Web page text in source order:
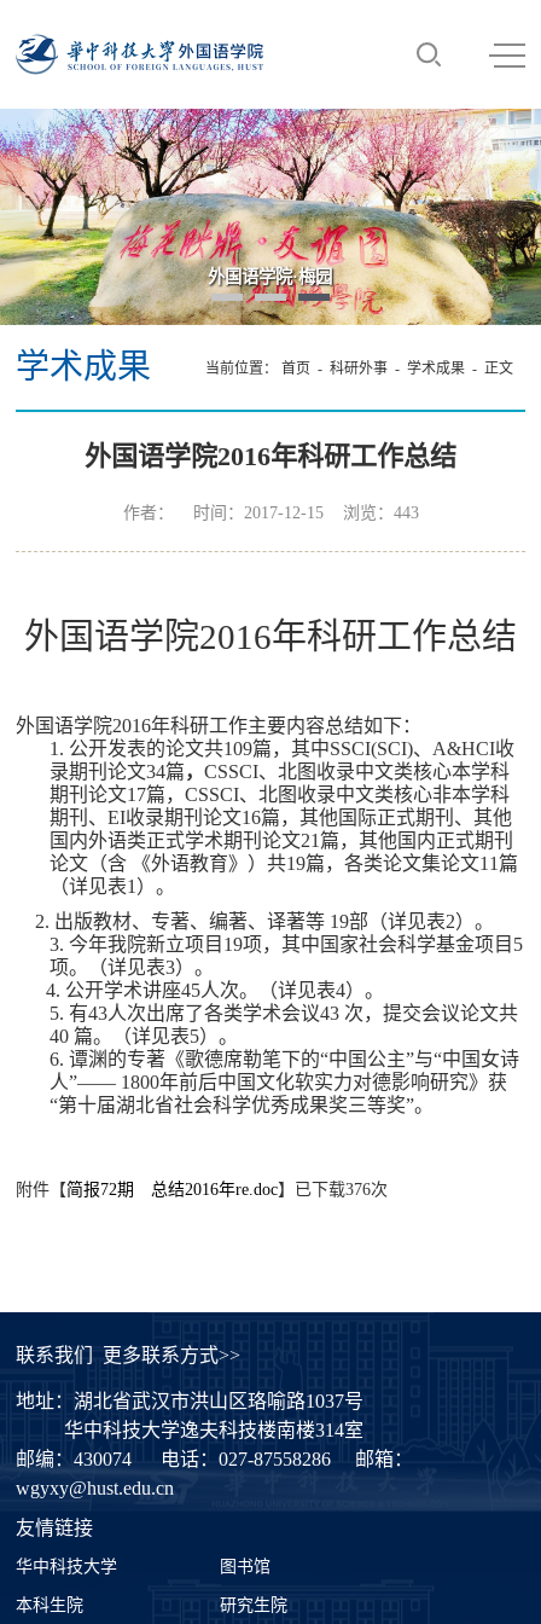
外国语学院·梅园
学术成果 当前位置： 首页 - 科研外事- 学术成果- 正文
外国语学院2016年科研工作总结
作者： 时间：2017-12-15 浏览： 443
外国语学院2016年科研工作总结
外国语学院2016年科研工作主要内容总结如下：
1. 公开发表的论文共109篇，其中SSCI(SCI)、 A&HCI收
录期刊论文34篇，CSSCI、北图收录中文类核心本学科
期刊论文17篇，CSSCI、北图收录中文类核心非本学科
期刊、EI收录期刊论文16篇，其他国际正式期刊、其他
国内外语类正式学术期刊论文21篇，其他国内正式期刊
论文（含 《外语教育》）共19篇，各类论文集论文11篇
（详见表1 ）。
2. 出版教材、专著、编著、译著等 19部 （详见表2）。
3.今年我院新立项目 19项，其中国家社会科学基金项目 5
项。（详见表3）。
4. 公开学术讲座45人次。（详见表4）。
5.有43人次出席了各类学术会议43 次，提交会议论文共
40篇。（详见表5）。
6.谭渊的专著《歌德席勒笔下的“中国公主”与“中国女诗
人”—— 1800年前后中国文化软实力对德影响研究》获
“第十届湖北省社会科学优秀成果奖三等奖”。
附件【简报72期 总结2016年re.doc】已下载376次
联系我们 更多联系方式>>
地址：湖北省武汉市洪山区珞喻路1037号
华中科技大学逸夫科技楼南楼314室
邮编：430074
电话：027-87558286
邮箱：
wgyxy@hust.edu.cn
友情链接
华中科技大学 图书馆
本科生院 研究生院